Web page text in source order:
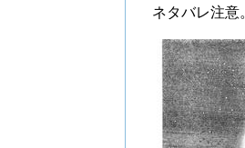
ネタバレ注意